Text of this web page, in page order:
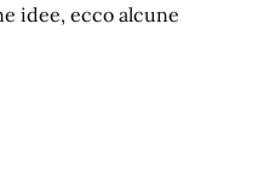
idee, ecco alcune